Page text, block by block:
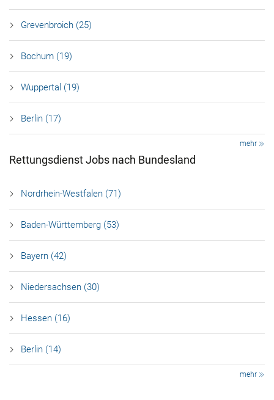
Grevenbroich (25)
Bochum (19)
Wuppertal (19)
Berlin (17)
mehr
Rettungsdienst Jobs nach Bundesland
Nordrhein-Westfalen (71)
Baden-Württemberg (53)
Bayern (42)
Niedersachsen (30)
Hessen (16)
Berlin (14)
mehr